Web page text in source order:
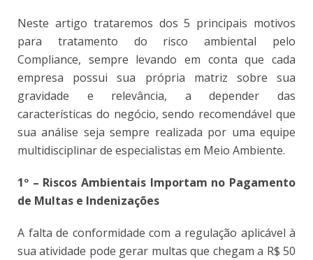
Neste artigo trataremos dos 5 principais motivos
para tratamento do risco ambiental pelo
Compliance, sempre levando em conta que cada
empresa possui sua própria matriz sobre sua
gravidade e relevância, a depender das
características do negócio, sendo recomendável que
sua análise seja sempre realizada por uma equipe
multidisciplinar de especialistas em Meio Ambiente.
1º – Riscos Ambientais Importam no Pagamento
de Multas e Indenizações
A falta de conformidade com a regulação aplicável à
sua atividade pode gerar multas que chegam a R$ 50